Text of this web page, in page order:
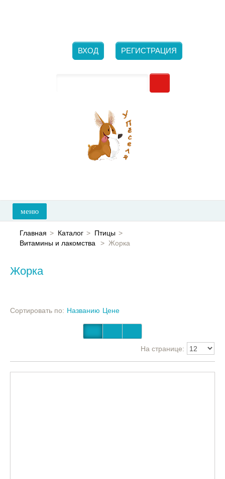
ВХОД РЕГИСТРАЦИЯ
меню
Главная
Контакты
Главная Каталог
Птицы
Витамины и лакомства
Жорка
Жорка
Сортировать по: Названию Цене
На странице: